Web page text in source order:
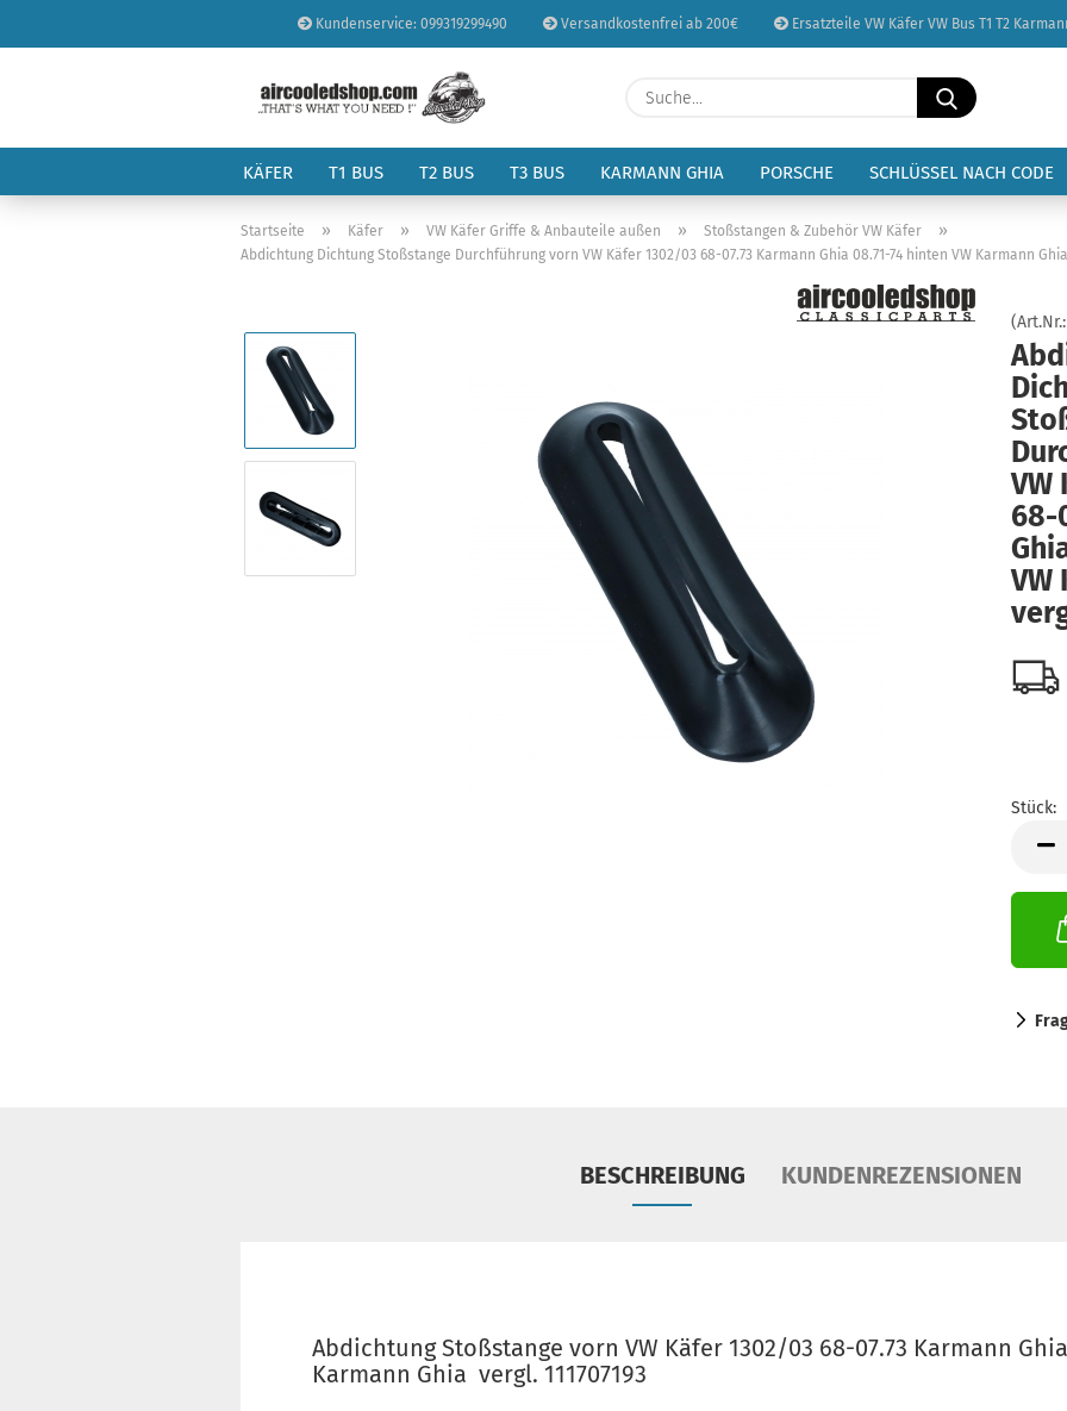
Kundenservice: 099319299490 Versandkostenfrei ab 200€ Ersatzteile VW Käfer VW Bus T1 T2
Sprache auswählen
Lieferland
Konto erstellen
Passwort
Suche...
KÄFER T1 BUS T2 BUS T3 BUS KARMANN GHIA PORSCHE SCHLÜSSEL NACH CODE
Startseite » Käfer » VW Käfer Griffe & Anbauteile außen » Stoßstangen & Zubehör VW Käfer »
Abdichtung Dichtung Stoßstange Durchführung vorn VW Käfer 1302/03 68-07.73 Karmann Ghia 08.71-74 hinten VW Karmann Ghia
(Art.Nr.:
VW
68-
VW
Stück:
Stück
BESCHREIBUNG KUNDENREZENSIONEN
Abdichtung Stoßstange vorn VW Käfer 1302/03 68-07.73 Karmann
Karmann Ghia vergl. 111707193